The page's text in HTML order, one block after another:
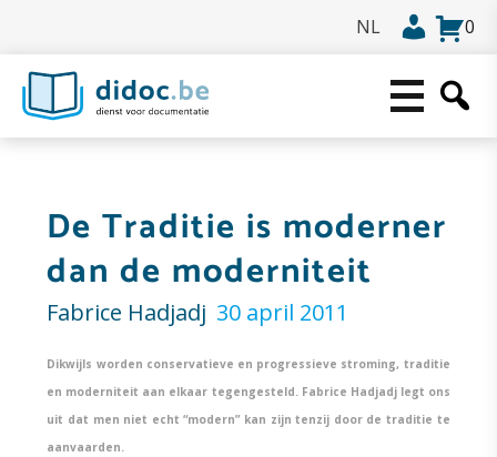
0
De Traditie is moderner
dan de moderniteit
Fabrice Hadjadj 30 april 2011
Dikwijls worden conservatieve en progressieve stroming, traditie
en moderniteit aan elkaar tegengesteld. Fabrice Hadjadj legt ons
uit dat men niet echt “modern” kan zijn tenzij door de traditie te
aanvaarden.